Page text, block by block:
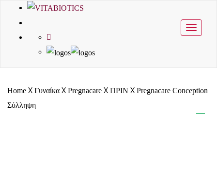
Toggle
Home X Γυναίκα X Pregnacare X ΠΡΙΝ X Pregnacare Conception
Σύλληψη